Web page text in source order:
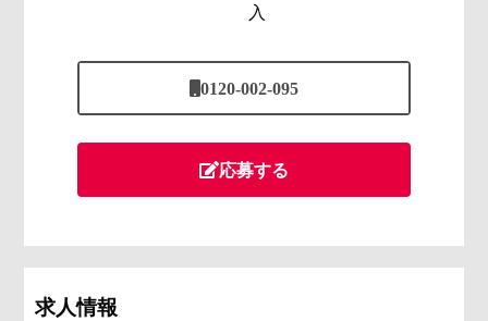
入
0120-002-095
応募する
求人情報